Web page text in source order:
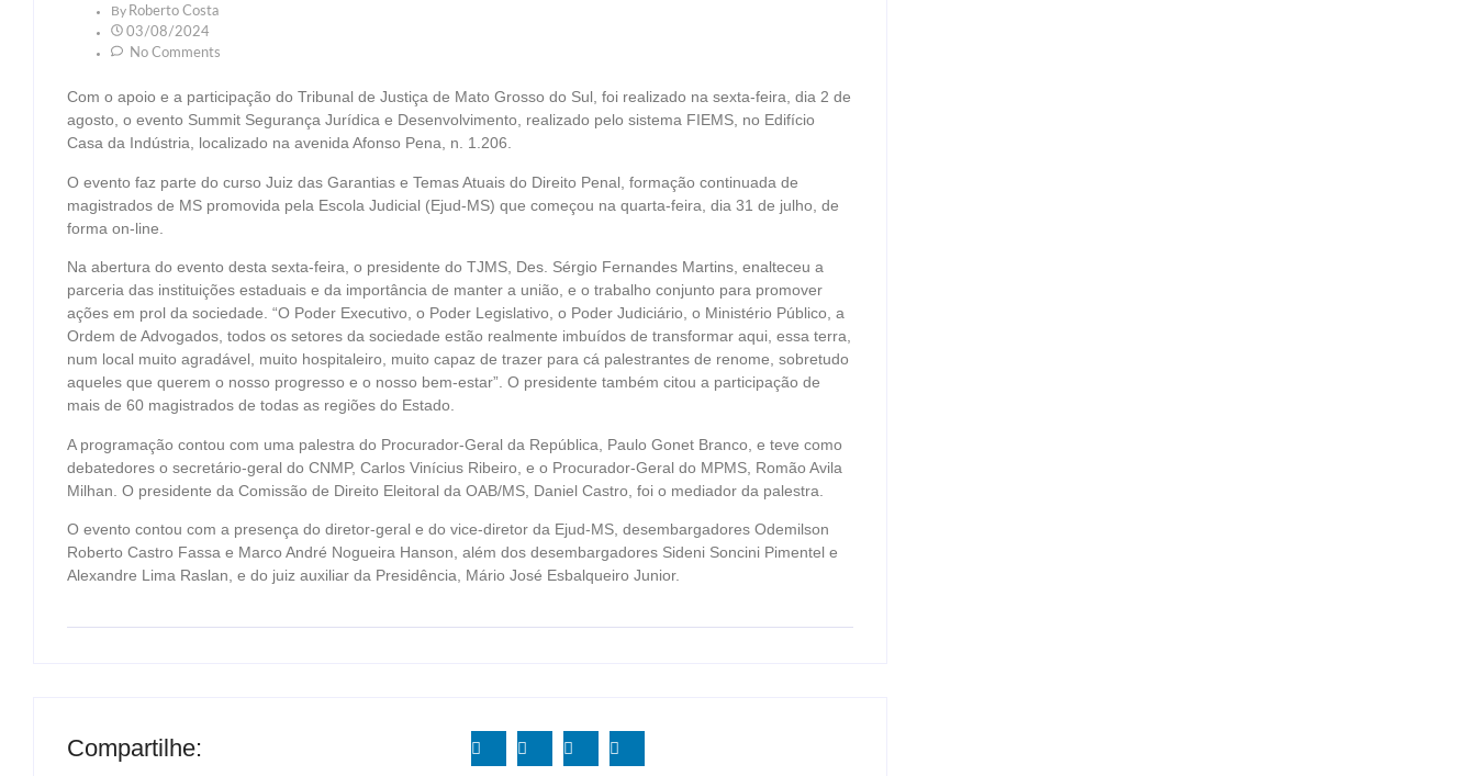
By Roberto Costa
03/08/2024
No Comments
Com o apoio e a participação do Tribunal de Justiça de Mato Grosso do Sul, foi realizado na sexta-feira, dia 2 de
agosto, o evento Summit Segurança Jurídica e Desenvolvimento, realizado pelo sistema FIEMS, no Edifício
Casa da Indústria, localizado na avenida Afonso Pena, n. 1.206.
O evento faz parte do curso Juiz das Garantias e Temas Atuais do Direito Penal, formação continuada de
magistrados de MS promovida pela Escola Judicial (Ejud-MS) que começou na quarta-feira, dia 31 de julho, de
forma on-line.
Na abertura do evento desta sexta-feira, o presidente do TJMS, Des. Sérgio Fernandes Martins, enalteceu a
parceria das instituições estaduais e da importância de manter a união, e o trabalho conjunto para promover
ações em prol da sociedade. “O Poder Executivo, o Poder Legislativo, o Poder Judiciário, o Ministério Público, a
Ordem de Advogados, todos os setores da sociedade estão realmente imbuídos de transformar aqui, essa terra,
num local muito agradável, muito hospitaleiro, muito capaz de trazer para cá palestrantes de renome, sobretudo
aqueles que querem o nosso progresso e o nosso bem-estar”. O presidente também citou a participação de
mais de 60 magistrados de todas as regiões do Estado.
A programação contou com uma palestra do Procurador-Geral da República, Paulo Gonet Branco, e teve como
debatedores o secretário-geral do CNMP, Carlos Vinícius Ribeiro, e o Procurador-Geral do MPMS, Romão Avila
Milhan. O presidente da Comissão de Direito Eleitoral da OAB/MS, Daniel Castro, foi o mediador da palestra.
O evento contou com a presença do diretor-geral e do vice-diretor da Ejud-MS, desembargadores Odemilson
Roberto Castro Fassa e Marco André Nogueira Hanson, além dos desembargadores Sideni Soncini Pimentel e
Alexandre Lima Raslan, e do juiz auxiliar da Presidência, Mário José Esbalqueiro Junior.
Compartilhe: